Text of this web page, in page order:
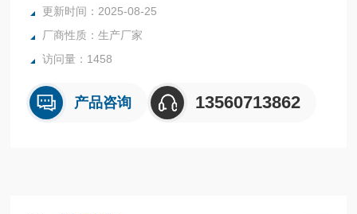
司始终立志于为用户提供多用途，多性能的高质量产品，为您
打造快速，准确，物超所值的水分测定仪**。
更新时间：2025-08-25
厂商性质：生产厂家
访问量：1458
产品咨询 13560713862